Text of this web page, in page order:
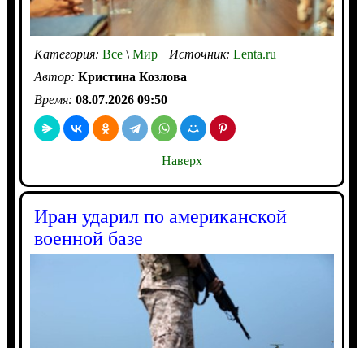
Категория: Все\Мир Источник: Lenta.ru
Автор: Кристина Козлова
Время: 08.07.2026 09:50
Наверх
Иран ударил по американской
военной базе